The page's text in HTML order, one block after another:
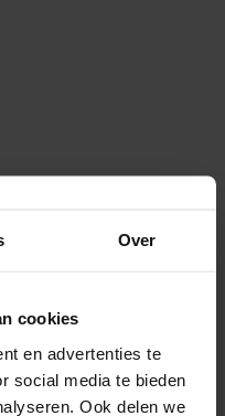
Over
cookies
en advertenties te
social media te bieden
Ook delen we